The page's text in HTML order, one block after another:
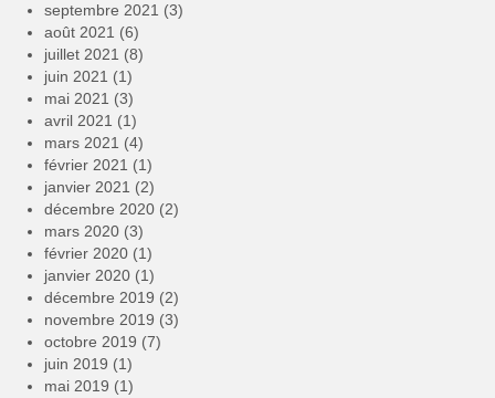
septembre 2021 (3)
août 2021 (6)
juillet 2021 (8)
juin 2021 (1)
mai 2021 (3)
avril 2021 (1)
mars 2021 (4)
février 2021 (1)
janvier 2021 (2)
décembre 2020 (2)
mars 2020 (3)
février 2020 (1)
janvier 2020 (1)
décembre 2019 (2)
novembre 2019 (3)
octobre 2019 (7)
juin 2019 (1)
mai 2019 (1)